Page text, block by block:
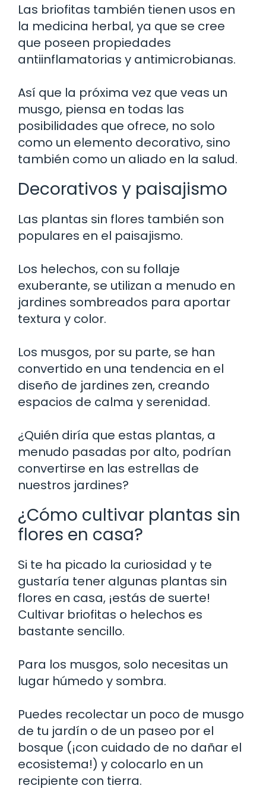
Las briofitas también tienen usos en
la medicina herbal, ya que se cree
que poseen propiedades
antiinflamatorias y antimicrobianas.
Así que la próxima vez que veas un
musgo, piensa en todas las
posibilidades que ofrece, no solo
como un elemento decorativo, sino
también como un aliado en la salud.
Decorativos y paisajismo
Las plantas sin flores también son
populares en el paisajismo.
Los helechos, con su follaje
exuberante, se utilizan a menudo en
jardines sombreados para aportar
textura y color.
Los musgos, por su parte, se han
convertido en una tendencia en el
diseño de jardines zen, creando
espacios de calma y serenidad.
¿Quién diría que estas plantas, a
menudo pasadas por alto, podrían
convertirse en las estrellas de
nuestros jardines?
¿Cómo cultivar plantas sin
flores en casa?
Si te ha picado la curiosidad y te
gustaría tener algunas plantas sin
flores en casa, ¡estás de suerte!
Cultivar briofitas o helechos es
bastante sencillo.
Para los musgos, solo necesitas un
lugar húmedo y sombra.
Puedes recolectar un poco de musgo
de tu jardín o de un paseo por el
bosque (¡con cuidado de no dañar el
ecosistema!) y colocarlo en un
recipiente con tierra.